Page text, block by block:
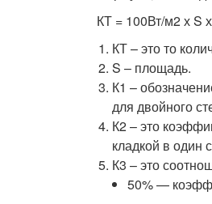
КТ = 100Вт/м2 х S
КТ – это то
S – площадь.
К1 –
для двойного
К2 – это
кладкой в один
К3 – это
50% —